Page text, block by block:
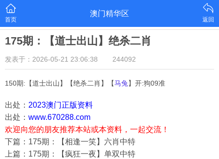
首页
澳门精华区
返回
175期：【道士出山】绝杀二肖
发表于：2026-05-21 23:06:38 244092
150期:【道士出山】【绝杀二肖】【马兔 】开:狗09准
出处： 2023澳门正版资料
出处： www.670288.com
欢迎向您的朋友推荐本站或本资料，一起交流！
下篇：175期：【相逢一笑】六肖中特
上篇：175期：【疯狂一夜】单双中特